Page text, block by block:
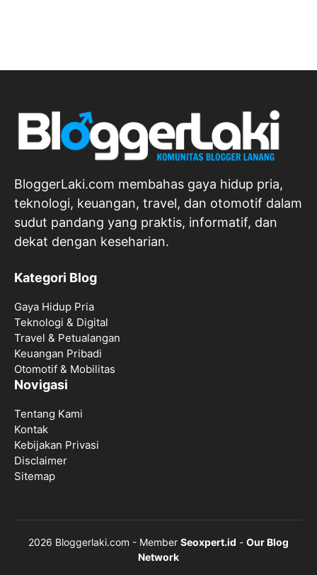
BloggerLaki.com membahas gaya hidup pria,
teknologi, keuangan, travel, dan otomotif dalam
sudut pandang yang praktis, informatif, dan
dekat dengan keseharian.
Kategori Blog
Gaya Hidup Pria
Teknologi & Digital
Travel & Petualangan
Keuangan Pribadi
Otomotif & Mobilitas
Novigasi
Tentang Kami
Kontak
Kebijakan Privasi
Disclaimer
Sitemap
2026 Bloggerlaki.com - Member Seoxpert.id - Our Blog
Network